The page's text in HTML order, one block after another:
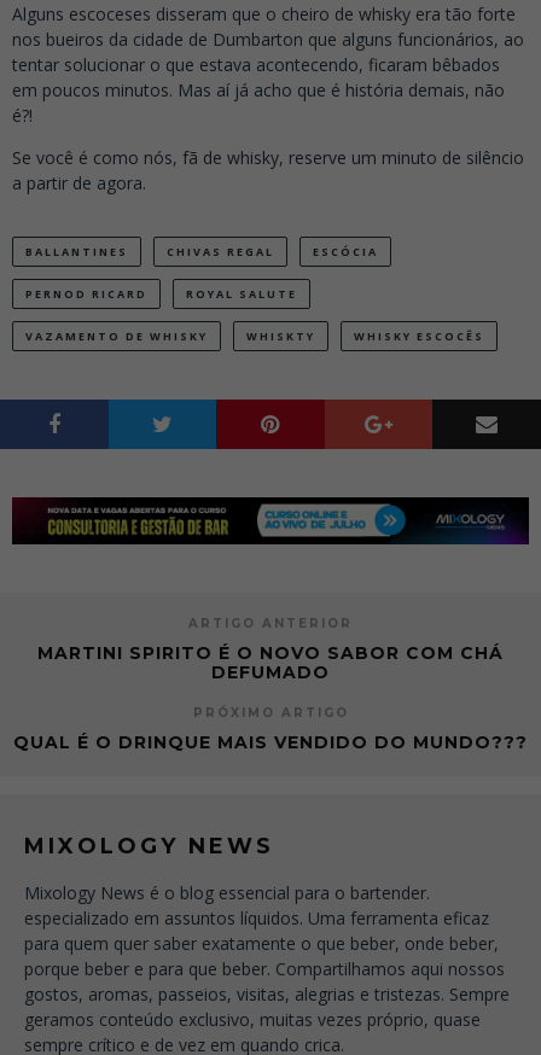
Alguns escoceses disseram que o cheiro de whisky era tão forte
nos bueiros da cidade de Dumbarton que alguns funcionários, ao
tentar solucionar o que estava acontecendo, ficaram bêbados
em poucos minutos. Mas aí já acho que é história demais, não
é?!
Se você é como nós, fã de whisky, reserve um minuto de silêncio
a partir de agora.
BALLANTINES CHIVAS REGAL ESCÓCIA
PERNOD RICARD ROYAL SALUTE
VAZAMENTO DE WHISKY WHISKTY WHISKY ESCOCÊS
ARTIGO ANTERIOR
MARTINI SPIRITO É O NOVO SABOR COM CHÁ
DEFUMADO
PRÓXIMO ARTIGO
QUAL É O DRINQUE MAIS VENDIDO DO MUNDO???
MIXOLOGY NEWS
Mixology News é o blog essencial para o bartender.
especializado em assuntos líquidos. Uma ferramenta eficaz
para quem quer saber exatamente o que beber, onde beber,
porque beber e para que beber. Compartilhamos aqui nossos
gostos, aromas, passeios, visitas, alegrias e tristezas. Sempre
geramos conteúdo exclusivo, muitas vezes próprio, quase
sempre crítico e de vez em quando crica.